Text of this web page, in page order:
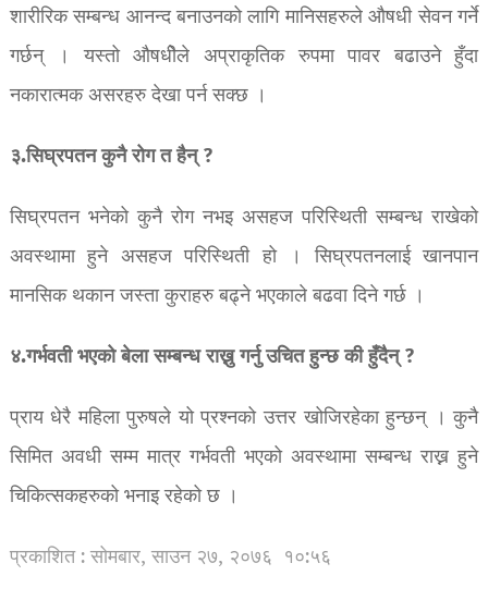
शारीरिक सम्बन्ध आनन्द बनाउनको लागि मानिसहरुले औषधी सेवन गर्ने
गर्छन् । यस्तो औषधीेले अप्राकृतिक रुपमा पावर बढाउने हुँदा
नकारात्मक असरहरु देखा पर्न सक्छ ।
३.सिघ्रपतन कुनै रोग त हैन् ?
सिघ्रपतन भनेको कुनै रोग नभइ असहज परिस्थिती सम्बन्ध राखेको
अवस्थामा हुने असहज परिस्थिती हो । सिघ्रपतनलाई खानपान
मानसिक थकान जस्ता कुराहरु बढ्ने भएकाले बढवा दिने गर्छ ।
४.गर्भवती भएको बेला सम्बन्ध राख्नु गर्नु उचित हुन्छ की हुँदैन् ?
प्राय धेरै महिला पुरुषले यो प्रश्नको उत्तर खोजिरहेका हुन्छन् । कुनै
सिमित अवधी सम्म मात्र गर्भवती भएको अवस्थामा सम्बन्ध राख्न हुने
चिकित्सकहरुको भनाइ रहेको छ ।
प्रकाशित : सोमबार, साउन २७, २०७६ १०:५६